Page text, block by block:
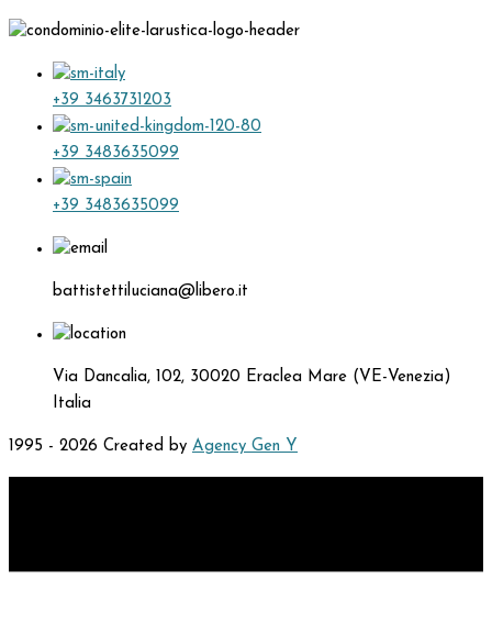
+39 3463731203
+39 3483635099
+39 3483635099
battistettiluciana@libero.it
Via Dancalia, 102, 30020 Eraclea Mare (VE-Venezia)
Italia
1995 - 2026 Created by Agency Gen Y